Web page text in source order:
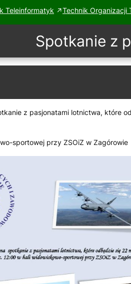
Teleinformatyk Technik Organizacji
Spotkanie z
z pasjonatami lotnictwa, które
sportowej przy ZSOiZ w Zagórowie